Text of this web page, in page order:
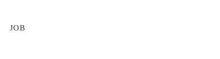
JOB